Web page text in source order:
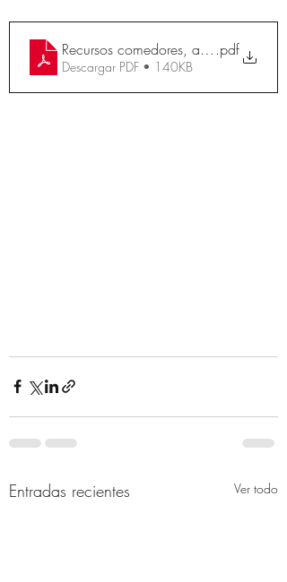
Recursos comedores, alojamiento,
.pdf
Descargar PDF • 140KB
Entradas recientes Ver todo